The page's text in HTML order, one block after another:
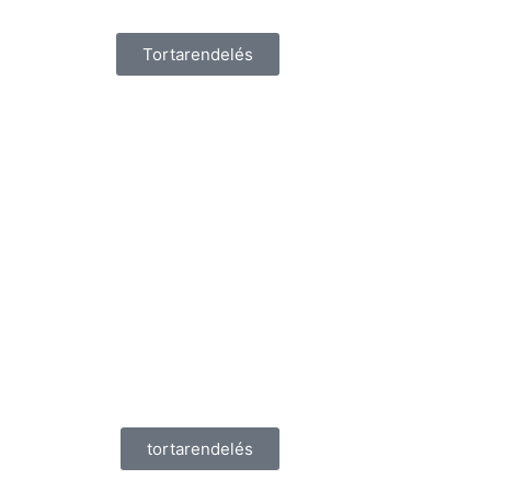
Tortarendelés
tortarendelés